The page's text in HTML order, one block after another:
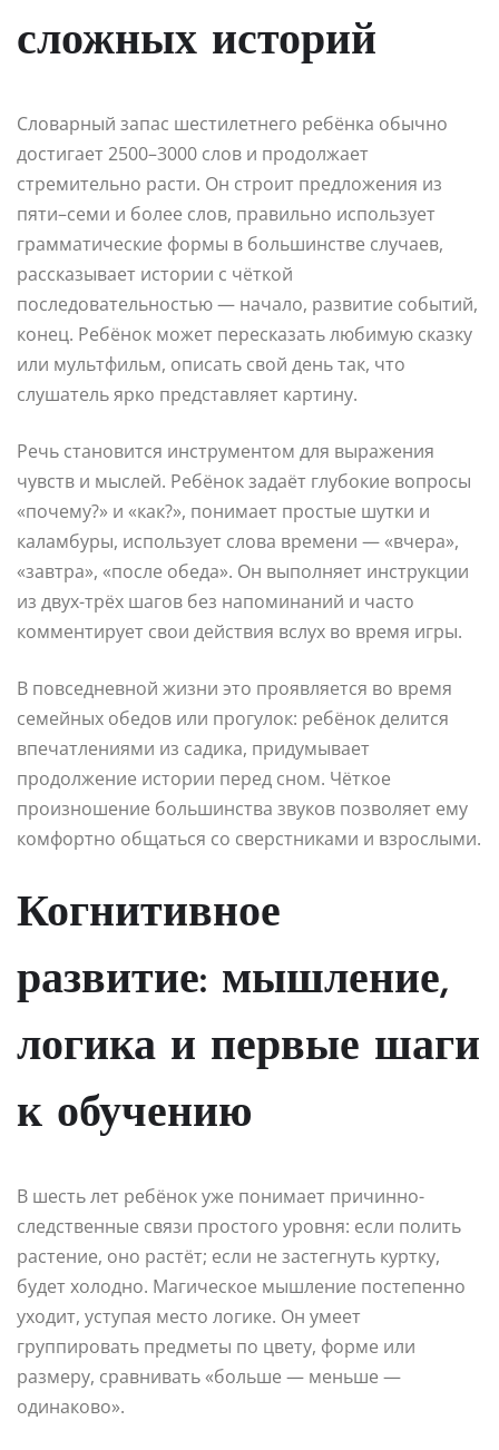
сложных историй
Словарный запас шестилетнего ребёнка обычно
достигает 2500–3000 слов и продолжает
стремительно расти. Он строит предложения из
пяти–семи и более слов, правильно использует
грамматические формы в большинстве случаев,
рассказывает истории с чёткой
последовательностью — начало, развитие событий,
конец. Ребёнок может пересказать любимую сказку
или мультфильм, описать свой день так, что
слушатель ярко представляет картину.
Речь становится инструментом для выражения
чувств и мыслей. Ребёнок задаёт глубокие вопросы
«почему?» и «как?», понимает простые шутки и
каламбуры, использует слова времени — «вчера»,
«завтра», «после обеда». Он выполняет инструкции
из двух-трёх шагов без напоминаний и часто
комментирует свои действия вслух во время игры.
В повседневной жизни это проявляется во время
семейных обедов или прогулок: ребёнок делится
впечатлениями из садика, придумывает
продолжение истории перед сном. Чёткое
произношение большинства звуков позволяет ему
комфортно общаться со сверстниками и взрослыми.
Когнитивное
развитие: мышление,
логика и первые шаги
к обучению
В шесть лет ребёнок уже понимает причинно-
следственные связи простого уровня: если полить
растение, оно растёт; если не застегнуть куртку,
будет холодно. Магическое мышление постепенно
уходит, уступая место логике. Он умеет
группировать предметы по цвету, форме или
размеру, сравнивать «больше — меньше —
одинаково».